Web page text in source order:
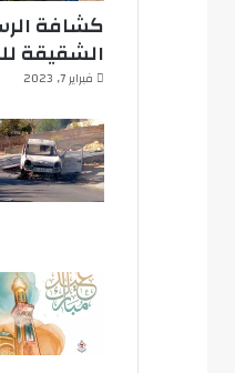
كشافة
الشقيقة
فبراير 7, 2023